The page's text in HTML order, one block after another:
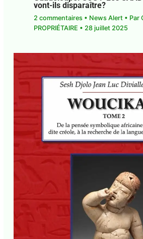
vont-ils disparaître?
2 commentaires • News Alert• Par
PROPRIÉTAIRE • 28 juillet 2025